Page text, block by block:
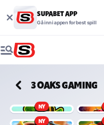
SUPABET APP
Gå inn i appen for best spill
3 OAKS GAMING
NY
NY